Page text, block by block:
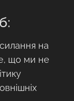
на
що ми не